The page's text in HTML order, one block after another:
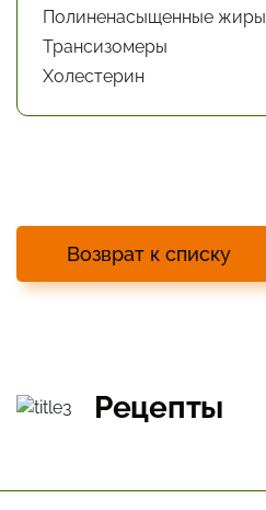
Полиненасыщенные жиры
Трансизомеры
Холестерин
Возврат к списку
Рецепты